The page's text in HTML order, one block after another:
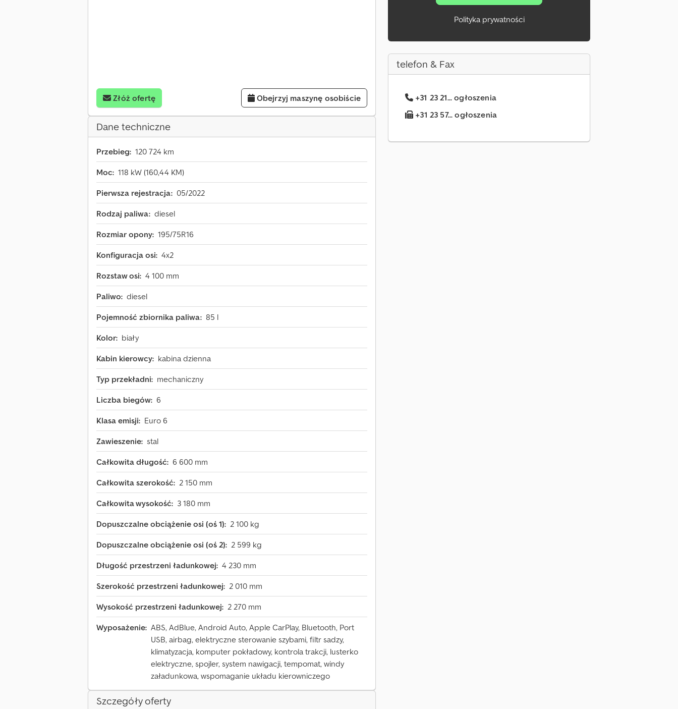
Złóż ofertę Obejrzyj maszynę osobiście
Dane techniczne
Przebieg: 120 724 km
Moc: 118 kW (160,44 KM)
Pierwsza rejestracja: 05/2022
Rodzaj paliwa: diesel
Rozmiar opony: 195/75R16
Konfiguracja osi: 4x2
Rozstaw osi: 4 100 mm
Paliwo: diesel
Pojemność zbiornika paliwa: 85 l
Kolor: biały
Kabin kierowcy: kabina dzienna
Typ przekładni: mechaniczny
Liczba biegów: 6
Klasa emisji: Euro 6
Zawieszenie: stal
Całkowita długość: 6 600 mm
Całkowita szerokość: 2 150 mm
Całkowita wysokość: 3 180 mm
Dopuszczalne obciążenie osi (oś 1): 2 100 kg
Dopuszczalne obciążenie osi (oś 2): 2 599 kg
Długość przestrzeni ładunkowej: 4 230 mm
Szerokość przestrzeni ładunkowej: 2 010 mm
Wysokość przestrzeni ładunkowej: 2 270 mm
Wyposażenie: ABS, AdBlue, Android Auto, Apple CarPlay, Bluetooth, Port
USB, airbag, elektryczne sterowanie szybami, filtr sadzy,
klimatyzacja, komputer pokładowy, kontrola trakcji, lusterko
elektryczne, spojler, system nawigacji, tempomat, windy
załadunkowa, wspomaganie układu kierowniczego
Szczegóły oferty
Polityka prywatności
telefon & Fax
+31 23 21... ogłoszenia
+31 23 57... ogłoszenia